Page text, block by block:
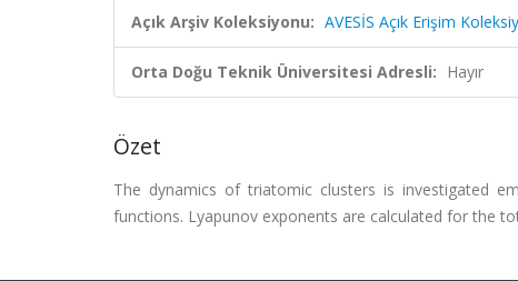
Açık Arşiv Koleksiyonu: AVESİS Açık Erişim
Orta Doğu Teknik Üniversitesi Adresli: Hayır
Özet
The dynamics of triatomic clusters is investigated
functions. Lyapunov exponents are calculated for the